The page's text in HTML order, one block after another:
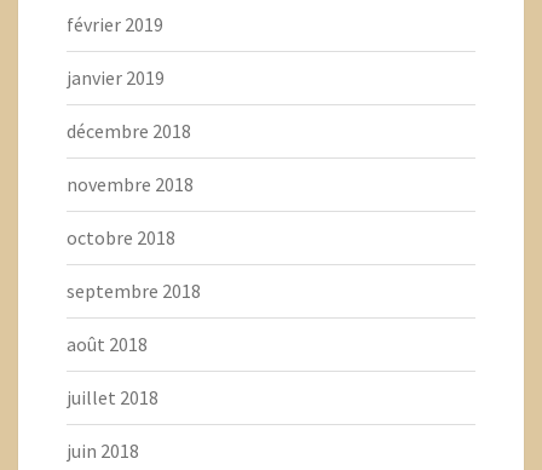
février 2019
janvier 2019
décembre 2018
novembre 2018
octobre 2018
septembre 2018
août 2018
juillet 2018
juin 2018